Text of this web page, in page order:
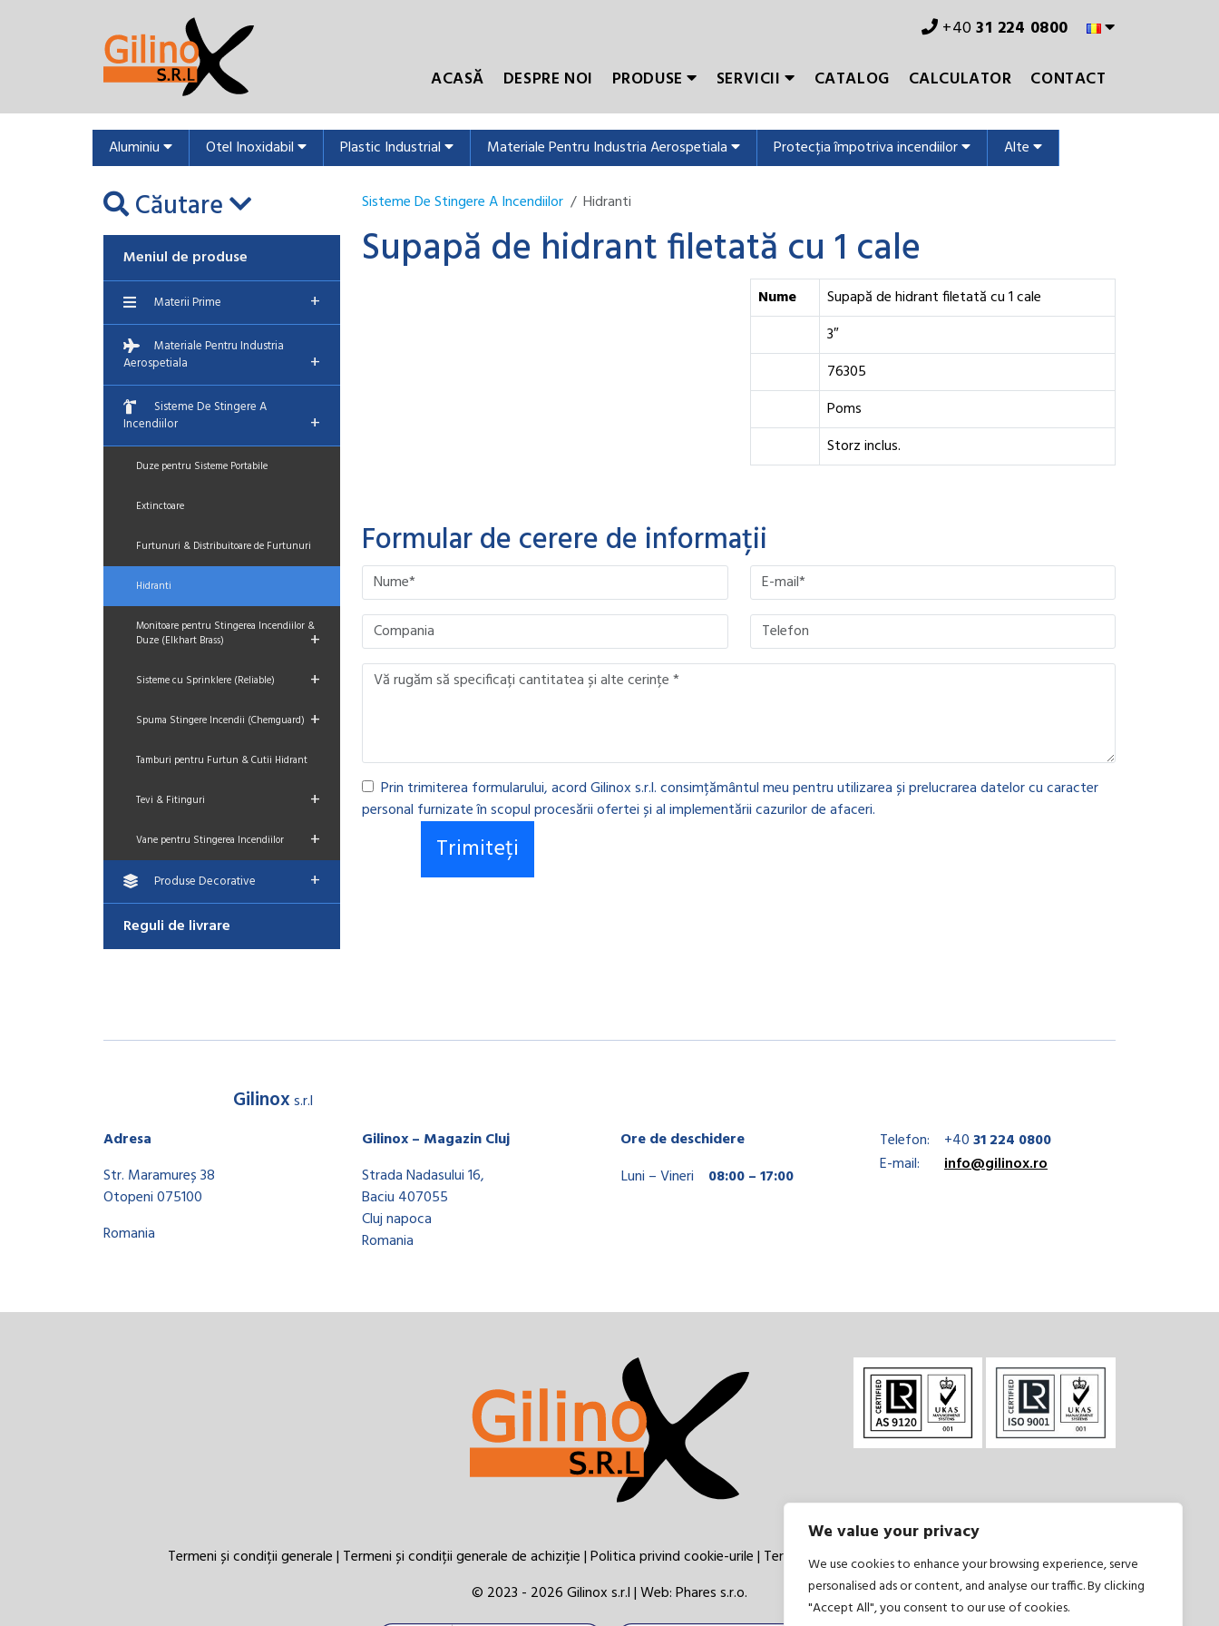
We value your privacy
We use cookies to enhance your browsing experience, serve
personalised ads or content, and analyse our traffic. By clicking
"Accept All", you consent to our use of cookies.
+4031 224 0800
ACASĂ
DESPRE NOI PRODUSE SERVICII CATALOG CALCULATOR CONTACT
Aluminiu Otel Inoxidabil Plastic Industrial Materiale Pentru Industria Aerospetiala Protecția împotriva incendiilor Alte
Căutare
Meniul de produse
Materii Prime +
Materiale Pentru Industria
Aerospetiala
+
Sisteme De Stingere A
Incendiilor
+
Duze pentru Sisteme Portabile
Extinctoare
Furtunuri & Distribuitoare de Furtunuri
Hidranti
Monitoare pentru Stingerea Incendiilor &
Duze (Elkhart Brass)
+
Sisteme cu Sprinklere (Reliable) +
Spuma Stingere Incendii (Chemguard) +
Tamburi pentru Furtun & Cutii Hidrant
Tevi & Fitinguri +
Vane pentru Stingerea Incendiilor +
Produse Decorative +
Reguli de livrare
Sisteme De Stingere A Incendiilor Hidranti
Supapă de hidrant filetată cu 1 cale
Nume
Supapă de hidrant filetată cu 1 cale
3″
76305
Poms
Storz inclus.
Formular de cerere de informații
Please leave this field empty.
Please leave this field empty.
Please leave this field empty.
Please leave this field empty.
Prin trimiterea formularului, acord Gilinox s.r.l. consimțământul meu pentru utilizarea și prelucrarea datelor cu caracter
personal furnizate în scopul procesării ofertei și al implementării cazurilor de afaceri.
Gilinoxs.r.l
Adresa
Str. Maramureș 38
Otopeni 075100
Romania
Gilinox – Magazin Cluj
Strada Nadasului 16,
Baciu 407055
Cluj napoca
Romania
Ore de deschidere
Luni – Vineri
08:00 – 17:00
Telefon: +4031 224 0800
E-mail:
info@gilinox.ro
Termeni și condiții generale| Termeni și condiții generale de achiziție|Politica privind cookie-urile| Termeni și condiții|Politică de confidențialitate
© 2023 - 2026 Gilinox s.r.l | Web:Phares s.r.o.